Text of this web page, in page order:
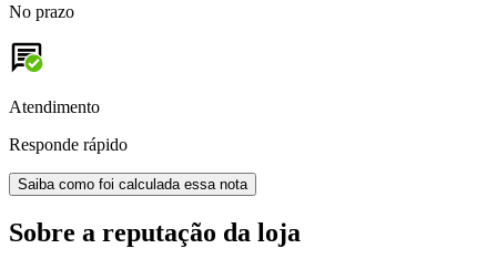
No prazo
Atendimento
Responde rápido
Saiba como foi calculada essa nota
Sobre a reputação da loja